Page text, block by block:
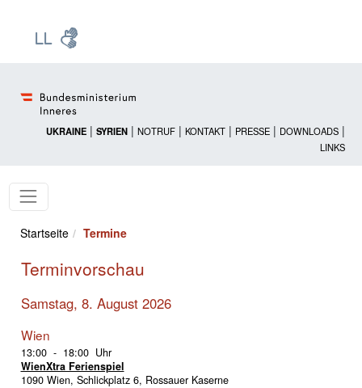
UKRAINE | SYRIEN | NOTRUF | KONTAKT | PRESSE | DOWNLOADS |
LINKS
Startseite Termine
Terminvorschau
Samstag, 8. August 2026
Wien
13:00 - 18:00 Uhr
WienXtra Ferienspiel
1090 Wien, Schlickplatz 6, Rossauer Kaserne